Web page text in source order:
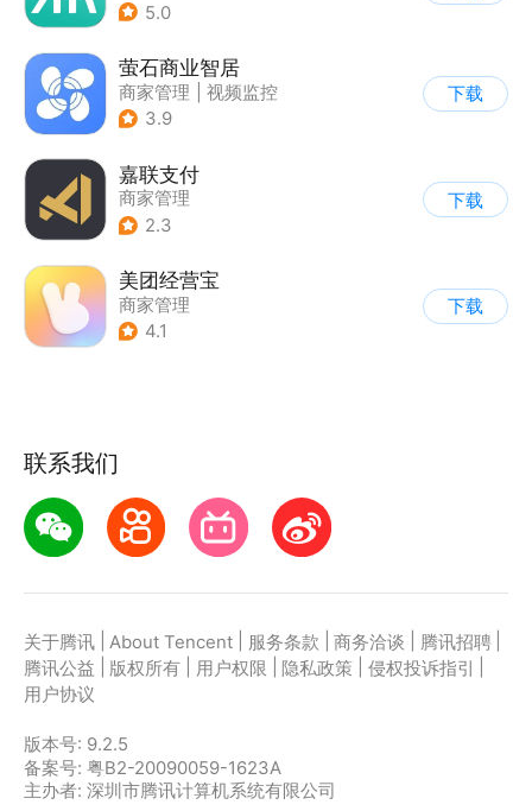
5.0
萤石商业智居
商家管理
视频监控
3.9
下载
嘉联支付
商家管理
2.3
下载
美团经营宝
商家管理
4.1
下载
联系我们
关于腾讯 About Tencent 服务条款 商务洽谈 腾讯招聘
腾讯公益
版权所有 用户权限 隐私政策 侵权投诉指引
用户协议
版本号: 9.2.5
备案号: 粤B2-20090059-1623A
主办者: 深圳市腾讯计算机系统有限公司